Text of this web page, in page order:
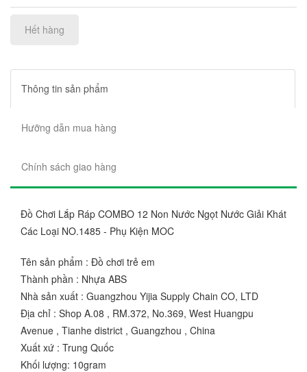
Hết hàng
Thông tin sản phẩm
Hưỡng dẫn mua hàng
Chính sách giao hàng
Đồ Chơi Lắp Ráp COMBO 12 Non Nước Ngọt Nước Giải Khát
Các Loại NO.1485 - Phụ Kiện MOC
Tên sản phẩm : Đồ chơi trẻ em
Thành phần : Nhựa ABS
Nhà sản xuất : Guangzhou Yijia Supply Chain CO, LTD
Địa chỉ : Shop A.08 , RM.372, No.369, West Huangpu
Avenue , Tianhe district , Guangzhou , China
Xuất xứ : Trung Quốc
Khối lượng: 10gram